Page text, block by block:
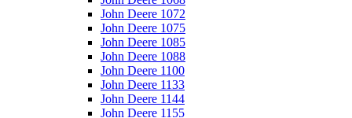
John Deere 1072
John Deere 1075
John Deere 1085
John Deere 1088
John Deere 1100
John Deere 1133
John Deere 1144
John Deere 1155